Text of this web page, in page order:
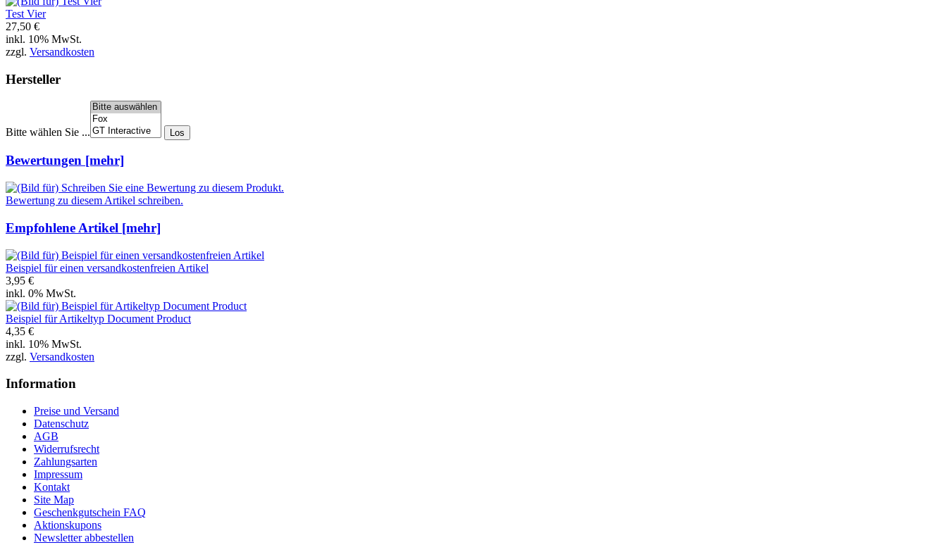
Test Vier
27,50 €
inkl. 10% MwSt.
zzgl. Versandkosten
Hersteller
Bitte wählen Sie ...
Bewertungen [mehr]
Bewertung zu diesem Artikel schreiben.
Empfohlene Artikel [mehr]
Beispiel für einen versandkostenfreien Artikel
3,95 €
inkl. 0% MwSt.
Beispiel für Artikeltyp Document Product
4,35 €
inkl. 10% MwSt.
zzgl. Versandkosten
Information
Preise und Versand
Datenschutz
AGB
Widerrufsrecht
Zahlungsarten
Impressum
Kontakt
Site Map
Geschenkgutschein FAQ
Aktionskupons
Newsletter abbestellen